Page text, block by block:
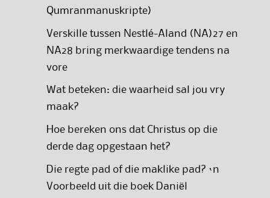
Qumranmanuskripte)
Verskille tussen Nestlé-Aland (NA)27 en
NA28 bring merkwaardige tendens na
vore
Wat beteken: die waarheid sal jou vry
maak?
Hoe bereken ons dat Christus op die
derde dag opgestaan het?
Die regte pad of die maklike pad? ‘n
Voorbeeld uit die boek Daniël